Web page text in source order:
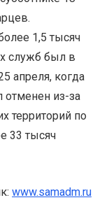
1,5 тысяч
служб был в
апреля, когда
отменен из-за
территорий по
33 тысяч
www.samadm.ru